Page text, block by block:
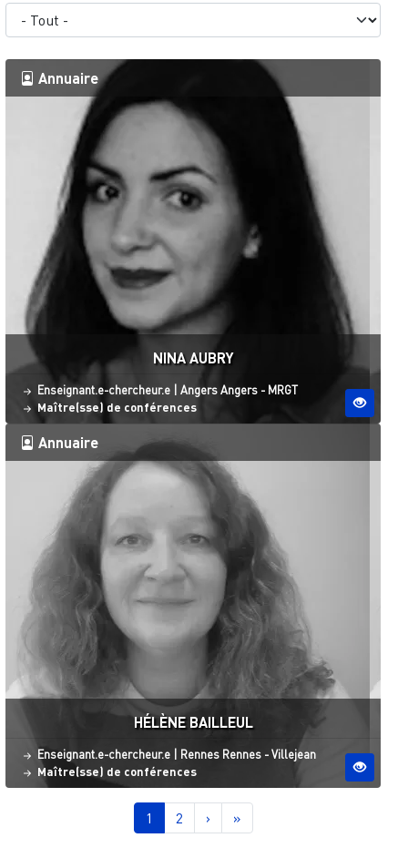
Annuaire
NINA AUBRY
Statut
Enseignant.e-chercheur.e Site ESO
Angers Angers - MRGT
Maître(sse) de conférences
Annuaire
HÉLÈNE BAILLEUL
Statut
Enseignant.e-chercheur.e Site ESO
Rennes Rennes - Villejean
Maître(sse) de conférences
Page courante
1 Page
2 Page suivante
› Dernière page
»